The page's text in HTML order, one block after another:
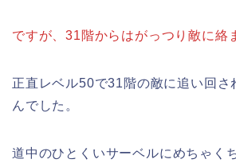
ですが、31階からはがっつり敵に絡
正直レベル50で31階の敵に追い回さ
んでした。
道中のひとくいサーベルにめちゃく